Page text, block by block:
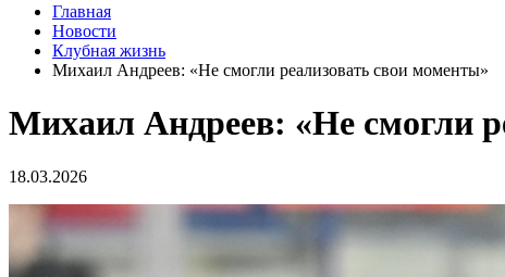
Главная
Новости
Клубная жизнь
Михаил Андреев: «Не смогли реализовать свои моменты»
Михаил Андреев: «Не смогли
18.03.2026